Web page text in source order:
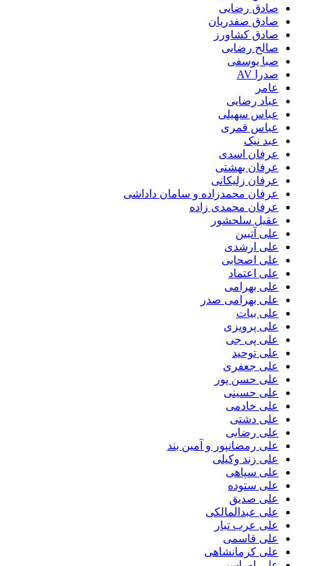
صادق رضایی
صادق صفدریان
صادق کشاورز
صالح رضایی
صبا یوسفی
صدرا AV
عامر
عباد رضایی
عباس سهیلی
عباس قمری
عبد نیک
عرفان اسدی
عرفان بهشتی
عرفان زلیکانی
عرفان محمدزاده و سامان داداشی
عرفان محمدی زاده
عقیل سلحشور
علی آتبین
علی ارشدی
علی اصحابی
علی اعتماد
علی بهرامی
علی بهرامی صدر
علی بیات
علی پرویزی
علی پی جی
علی توحید
علی جعفری
علی حسن پور
علی حسینی
علی خادمی
علی دشتی
علی رضایی
علی رمضانپور و آمین بند
علی زند وکیلی
علی سپاهی
علی ستوده
علی صدیق
علی عبدالمالکی
علی عرب تبار
علی قاسمی
علی کرمانشاهی